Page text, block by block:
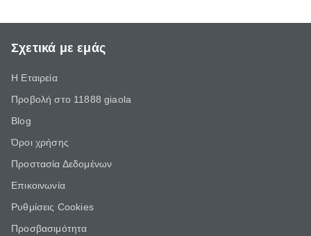
Σχετικά με εμάς
Η Εταιρεία
Προβολή στο 11888 giaola
Blog
Όροι χρήσης
Προστασία Δεδομένων
Επικοινωνία
Ρυθμίσεις Cookies
Προσβασιμότητα